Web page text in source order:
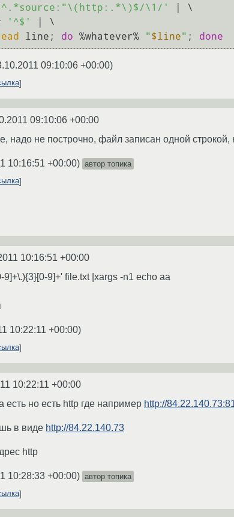
\1/'
| \
'^$'
| \
line; do %whatever% "$line" ; done
09:10:06 +00:00)
09:10:06 +00:00
надо не построчно, файл записан одной строкой,
10:16:51 +00:00) автор топика
10:16:51 +00:00
9]+\.){3}[0-9]+' file.txt |xargs -n1 echo aa
10:22:11 +00:00)
10:22:11 +00:00
но есть http где например http://
в виде http://84.22.140.73
http
10:28:33 +00:00) автор топика